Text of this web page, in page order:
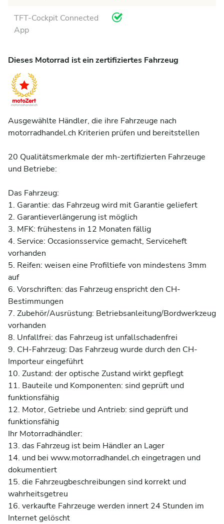
TFT-Cockpit Connected
App
Dieses Motorrad ist ein zertifiziertes Fahrzeug
Ausgewählte Händler, die ihre Fahrzeuge nach
motorradhandel.ch Kriterien prüfen und bereitstellen
20 Qualitätsmerkmale der mh-zertifizierten Fahrzeuge
und Betriebe:
Das Fahrzeug:
1. Garantie: das Fahrzeug wird mit Garantie geliefert
2. Garantieverlängerung ist möglich
3. MFK: frühestens in 12 Monaten fällig
4. Service: Occasionsservice gemacht, Serviceheft
vorhanden
5. Reifen: weisen eine Profiltiefe von mindestens 3mm
auf
6. Vorschriften: das Fahrzeug enspricht den CH-
Bestimmungen
7. Zubehör/Ausrüstung: Betriebsanleitung/Bordwerkzeug
vorhanden
8. Unfallfrei: das Fahrzeug ist unfallschadenfrei
9. CH-Fahrzeug: Das Fahrzeug wurde durch den CH-
Importeur eingeführt
10. Zustand: der optische Zustand wirkt gepflegt
11. Bauteile und Komponenten: sind geprüft und
funktionsfähig
12. Motor, Getriebe und Antrieb: sind geprüft und
funktionsfähig
Ihr Motorradhändler:
13. das Fahrzeug ist beim Händler an Lager
14. und bei www.motorradhandel.ch eingetragen und
dokumentiert
15. die Fahrzeugbeschreibungen sind korrekt und
wahrheitsgetreu
16. verkaufte Fahrzeuge werden innert 24 Stunden im
Internet gelöscht